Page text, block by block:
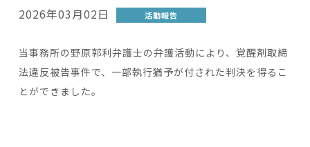
2026年03月02日 活動報告
当事務所の野原郭利弁護士の弁護活動により、覚醒剤取締
法違反被告事件で、一部執行猶予が付された判決を得るこ
とができました。